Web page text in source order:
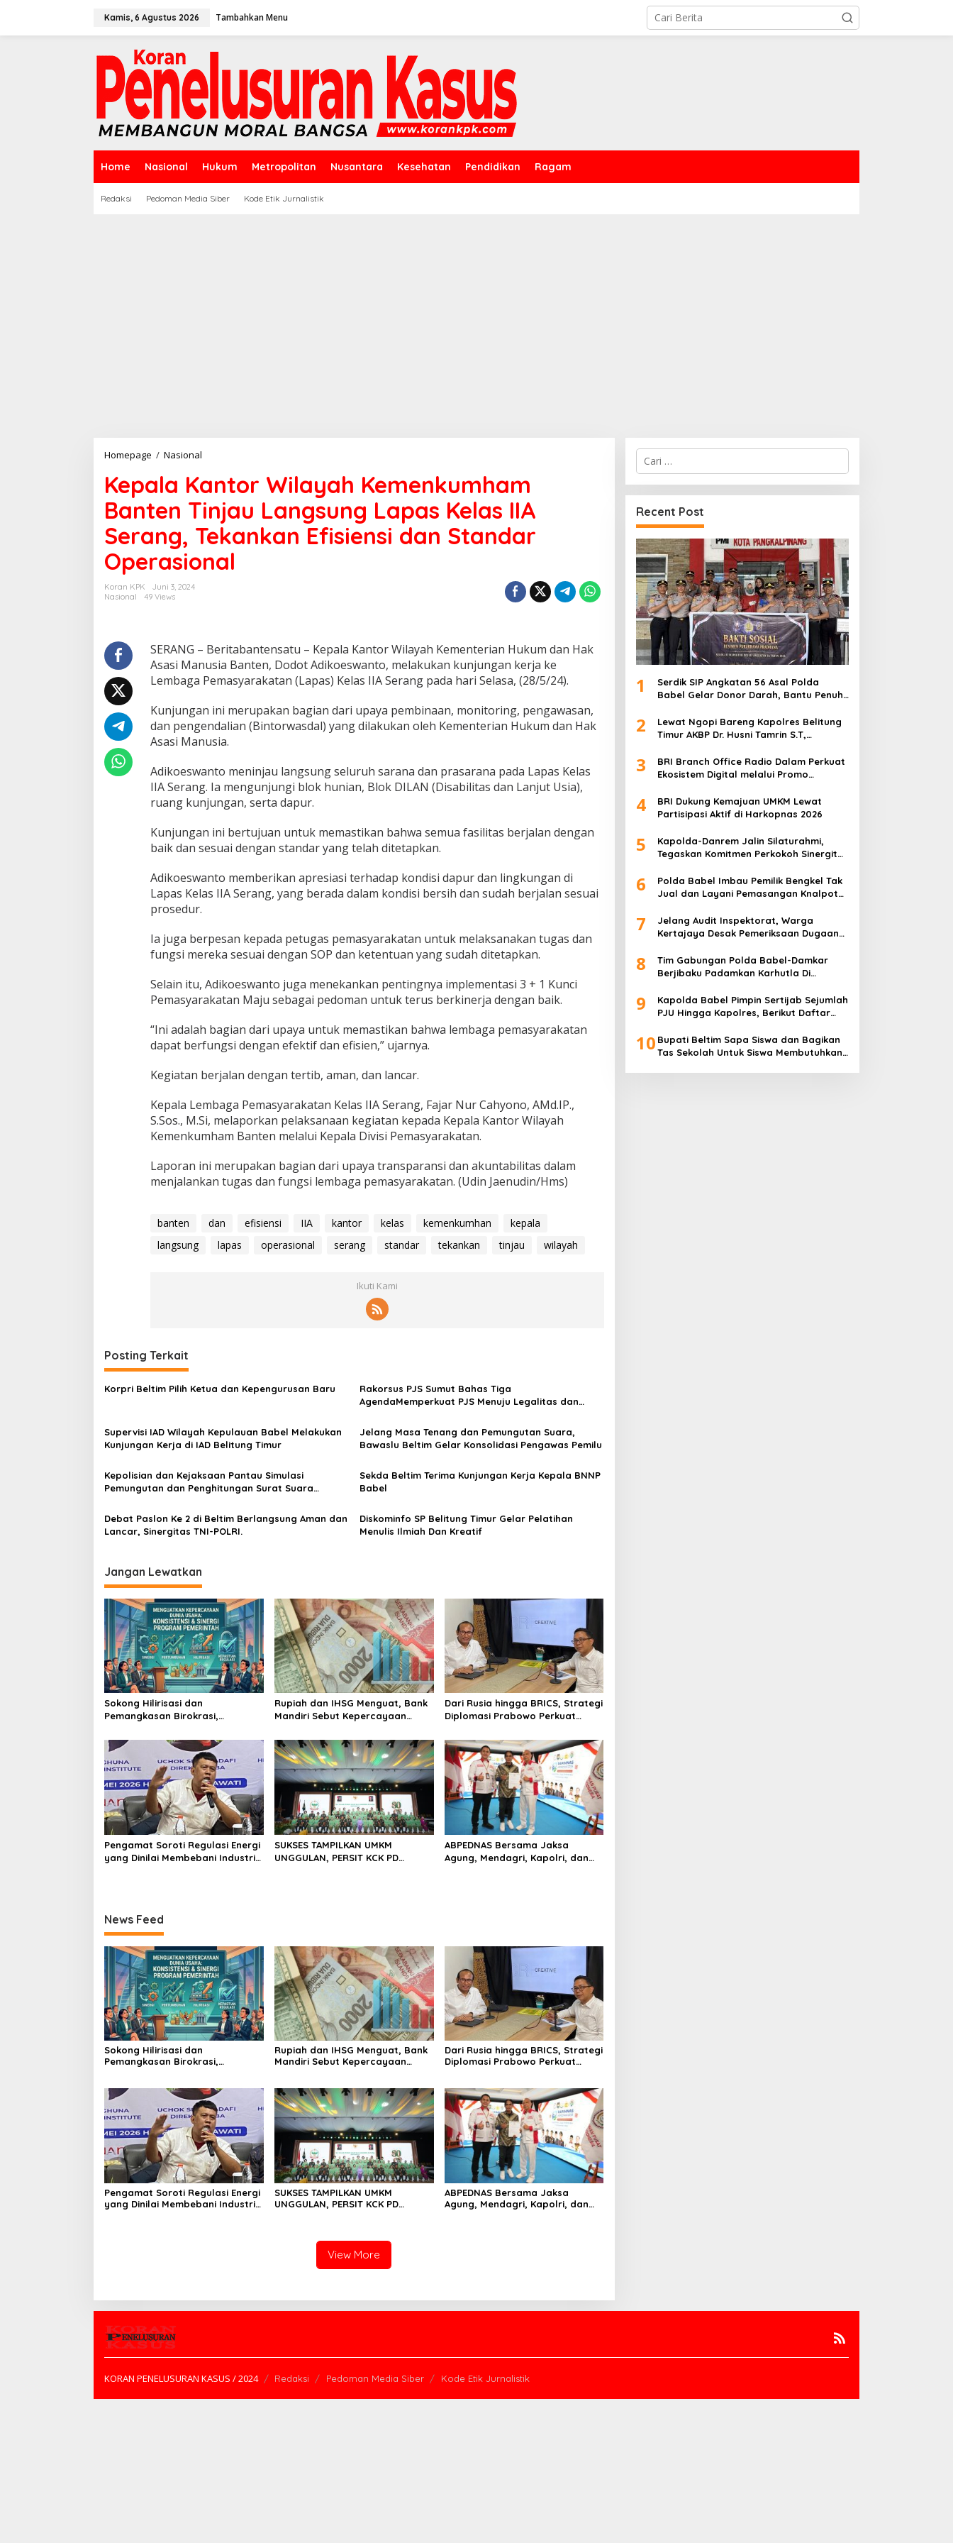
Kamis, 6 Agustus 2026 Tambahkan Menu
Home Nasional Hukum Metropolitan Nusantara Kesehatan Pendidikan Ragam
Redaksi Pedoman Media Siber Kode Etik Jurnalistik
Homepage / Nasional
Wilayah
Kemenkumham
Banten
Tinjau
Langsung
Lapas
Kelas
IIA
Operasional
Kepala Kantor Wilayah Kemenkumham
Banten Tinjau Langsung Lapas Kelas IIA
Serang, Tekankan Efisiensi dan Standar
Operasional
Koran KPK
Juni 3, 2024
Nasional
49 Views
SERANG – Beritabantensatu – Kepala Kantor Wilayah Kementerian Hukum dan Hak
Asasi Manusia Banten, Dodot Adikoeswanto, melakukan kunjungan kerja ke
Lembaga Pemasyarakatan (Lapas) Kelas IIA Serang pada hari Selasa, (28/5/24).
Kunjungan ini merupakan bagian dari upaya pembinaan, monitoring, pengawasan,
dan pengendalian (Bintorwasdal) yang dilakukan oleh Kementerian Hukum dan Hak
Asasi Manusia.
Adikoeswanto meninjau langsung seluruh sarana dan prasarana pada Lapas Kelas
IIA Serang. Ia mengunjungi blok hunian, Blok DILAN (Disabilitas dan Lanjut Usia),
ruang kunjungan, serta dapur.
Kunjungan ini bertujuan untuk memastikan bahwa semua fasilitas berjalan dengan
baik dan sesuai dengan standar yang telah ditetapkan.
Adikoeswanto memberikan apresiasi terhadap kondisi dapur dan lingkungan di
Lapas Kelas IIA Serang, yang berada dalam kondisi bersih dan sudah berjalan sesuai
prosedur.
Ia juga berpesan kepada petugas pemasyarakatan untuk melaksanakan tugas dan
fungsi mereka sesuai dengan SOP dan ketentuan yang sudah ditetapkan.
Selain itu, Adikoeswanto juga menekankan pentingnya implementasi 3 + 1 Kunci
Pemasyarakatan Maju sebagai pedoman untuk terus berkinerja dengan baik.
“Ini adalah bagian dari upaya untuk memastikan bahwa lembaga pemasyarakatan
dapat berfungsi dengan efektif dan efisien,” ujarnya.
Kegiatan berjalan dengan tertib, aman, dan lancar.
Kepala Lembaga Pemasyarakatan Kelas IIA Serang, Fajar Nur Cahyono, AMd.IP.,
S.Sos., M.Si, melaporkan pelaksanaan kegiatan kepada Kepala Kantor Wilayah
Kemenkumham Banten melalui Kepala Divisi Pemasyarakatan.
Laporan ini merupakan bagian dari upaya transparansi dan akuntabilitas dalam
menjalankan tugas dan fungsi lembaga pemasyarakatan. (Udin Jaenudin/Hms)
banten dan efisiensi IIA kantor kelas kemenkumhan
kepala
langsung
lapas operasional serang standar tekankan tinjau wilayah
Ikuti Kami
Posting Terkait
Korpri Beltim Pilih Ketua dan Kepengurusan Baru
Rakorsus PJS Sumut Bahas Tiga
AgendaMemperkuat PJS Menuju Legalitas dan
Supervisi IAD Wilayah Kepulauan Babel Melakukan
Kunjungan Kerja di IAD Belitung Timur
Jelang Masa Tenang dan Pemungutan Suara,
Bawaslu Beltim Gelar Konsolidasi Pengawas Pemilu
Kepolisian dan Kejaksaan Pantau Simulasi
Pemungutan dan Penghitungan Surat Suara
Sekda Beltim Terima Kunjungan Kerja Kepala BNNP
Babel
Debat Paslon Ke 2 di Beltim Berlangsung Aman dan
Lancar, Sinergitas TNI-POLRI.
Diskominfo SP Belitung Timur Gelar Pelatihan
Menulis Ilmiah Dan Kreatif
Jangan Lewatkan
Sokong Hilirisasi dan
Pemangkasan Birokrasi,
Domestik Akan Lebih Bernilai
Rupiah dan IHSG Menguat, Bank
Mandiri Sebut Kepercayaan
Dari Rusia hingga BRICS, Strategi
Diplomasi Prabowo Perkuat
Pengamat Soroti Regulasi Energi
yang Dinilai Membebani Industri
SUKSES TAMPILKAN UMKM
UNGGULAN, PERSIT KCK PD
ABPEDNAS Bersama Jaksa
Agung, Mendagri, Kapolri, dan
News Feed
Sokong Hilirisasi dan
Pemangkasan Birokrasi,
Rupiah dan IHSG Menguat, Bank
Mandiri Sebut Kepercayaan
Dari Rusia hingga BRICS, Strategi
Diplomasi Prabowo Perkuat
Pengamat Soroti Regulasi Energi
yang Dinilai Membebani Industri
SUKSES TAMPILKAN UMKM
UNGGULAN, PERSIT KCK PD
ABPEDNAS Bersama Jaksa
Agung, Mendagri, Kapolri, dan
View More
Cari
untuk:
Recent Post
1
Serdik SIP Angkatan 56 Asal Polda
Babel Gelar Donor Darah, Bantu Penuhi
2
Lewat Ngopi Bareng Kapolres Belitung
Timur AKBP Dr. Husni Tamrin S.T,
Awak Media
3
BRI Branch Office Radio Dalam Perkuat
Ekosistem Digital melalui Promo
4
BRI Dukung Kemajuan UMKM Lewat
Partisipasi Aktif di Harkopnas 2026
5
Kapolda-Danrem Jalin Silaturahmi,
Tegaskan Komitmen Perkokoh Sinergitas
6
Polda Babel Imbau Pemilik Bengkel Tak
Jual dan Layani Pemasangan Knalpot
7
Jelang Audit Inspektorat, Warga
Kertajaya Desak Pemeriksaan Dugaan
Transparan
8
Tim Gabungan Polda Babel-Damkar
Berjibaku Padamkan Karhutla Di
9
Kapolda Babel Pimpin Sertijab Sejumlah
PJU Hingga Kapolres, Berikut Daftar
10 Bupati Beltim Sapa Siswa dan Bagikan
Tas Sekolah Untuk Siswa Membutuhkan,
KORAN PENELUSURAN KASUS / 2024 Redaksi Pedoman Media Siber Kode Etik Jurnalistik